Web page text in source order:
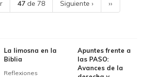
47 de 78 Siguiente › ››
La limosna en la
Biblia
Reflexiones
Apuntes frente a
las PASO:
Avances de la